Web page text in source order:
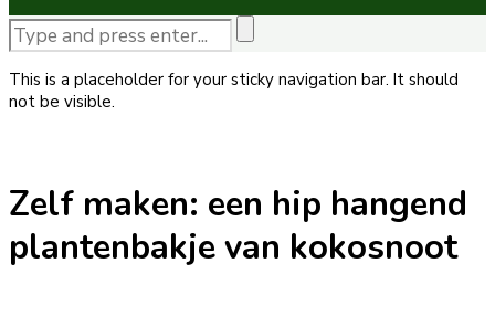
This is a placeholder for your sticky navigation bar. It should
not be visible.
Zelf maken: een hip hangend
plantenbakje van kokosnoot